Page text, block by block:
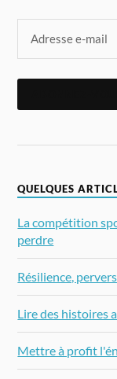
QUELQUES
La compétition
perdre
Résilience,
Lire des histoires
Mettre à profit